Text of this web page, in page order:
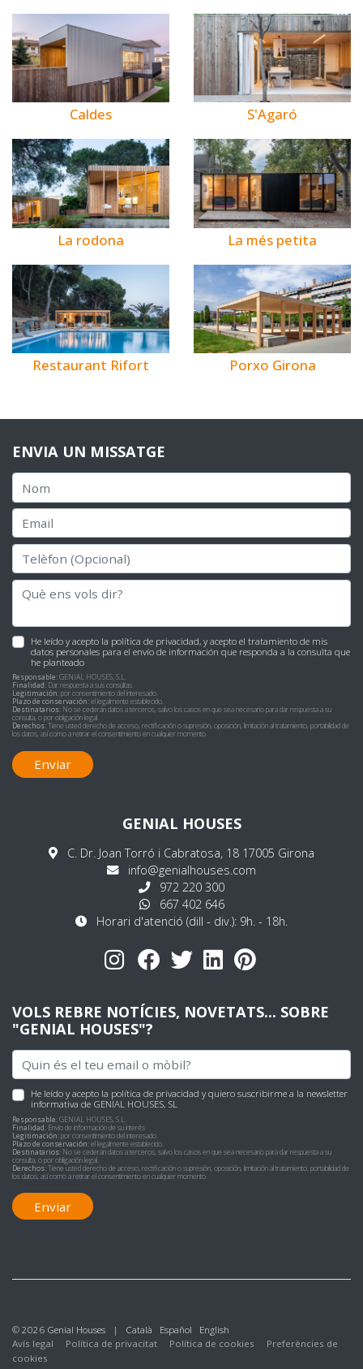
Caldes S'Agaró
La rodona La més petita
Restaurant Rifort Porxo Girona
ENVIA UN MISSATGE
He leído y acepto la política de privacidad, y acepto el tratamiento de mis
datos personales para el envío de información que responda a la consulta que
he planteado
Responsable:GENIAL HOUSES, S.L.
Finalidad: Dar respuesta a sus consultas.
Legitimación:por consentimiento del interesado.
Plazo de conservación:el legalmente establecido.
Destinatarios: No se cederán datos a terceros, salvo los casos en que sea necesario para dar respuesta a su
consulta, o por obligación legal.
Derechos:Tiene usted derecho de acceso, rectificación o supresión, oposición, limitación al tratamiento, portabilidad de
los datos, así como a retirar el consentimiento en cualquier momento.
Enviar
GENIAL HOUSES
C. Dr. Joan Torró i Cabratosa, 18 17005 Girona
info@genialhouses.com
972 220 300
667 402 646
Horari d'atenció (dill - div.): 9h. - 18h.
VOLS REBRE NOTÍCIES, NOVETATS... SOBRE
"GENIAL HOUSES"?
He leído y acepto la política de privacidad y quiero suscribirme a la newsletter
informativa de GENIAL HOUSES, SL
Responsable:GENIAL HOUSES, S.L.
Finalidad: Envío de información de su interés
Legitimación:por consentimiento del interesado.
Plazo de conservación:el legalmente establecido.
Destinatarios: No se cederán datos a terceros, salvo los casos en que sea necesario para dar respuesta a su
consulta, o por obligación legal.
Derechos:Tiene usted derecho de acceso, rectificación o supresión, oposición, limitación al tratamiento, portabilidad de
los datos, así como a retirar el consentimiento en cualquier momento.
Enviar
© 2026 Genial Houses | Català Español
English
Avís legal
Política de privacitat Política de cookies
Preferències de
cookies